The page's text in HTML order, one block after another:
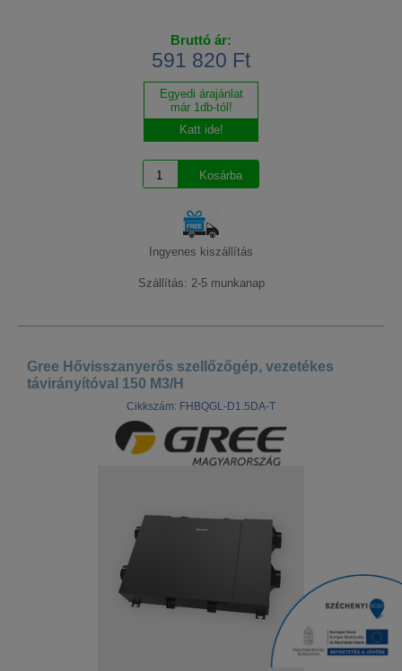
Bruttó ár:
591 820 Ft
Egyedi árajánlat
már 1db-tól!
Katt ide!
Ingyenes kiszállítás
Szállítás: 2-5 munkanap
Gree Hővisszanyerős szellőzőgép, vezetékes
távirányítóval 150 M3/H
Cikkszám: FHBQGL-D1.5DA-T